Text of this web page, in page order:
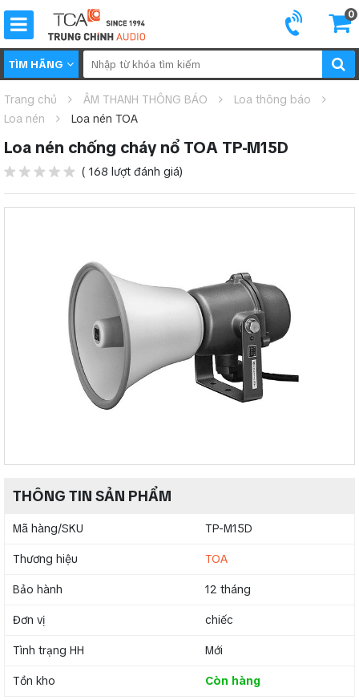
0
TÌM HÃNG
Trang chủ ÂM THANH THÔNG BÁO
Loa thông báo
Loa nén
Loa nén TOA
Loa nén chống cháy nổ TOA TP-M15D
( 168 lượt đánh giá)
THÔNG TIN SẢN PHẨM
Mã hàng/SKU TP-M15D
Thương hiệu TOA
Bảo hành 12 tháng
Đơn vị chiếc
Tình trạng HH Mới
Tồn kho Còn hàng